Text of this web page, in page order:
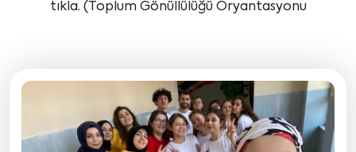
tıkla. (Toplum Gönüllülüğü Oryantasyonu